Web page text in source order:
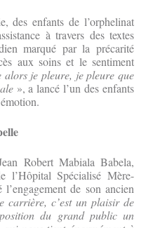
des enfants de l’orphelinat
à travers des textes
marqué par la précarité
aux soins et le sentiment
je pleure, je pleure que
», a lancé l’un des enfants
Robert Mabiala Babela,
l’Hôpital Spécialisé Mère-
de son ancien
carrière, c’est un plaisir de
du grand public un